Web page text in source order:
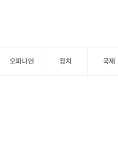
오피니언 정치 국제